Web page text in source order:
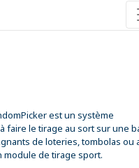
est un système
faire le tirage au sort sur une
de loteries, tombolas ou
de tirage sport.